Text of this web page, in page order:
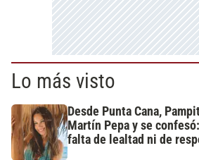
Lo más visto
Desde Punta Cana,
Martín Pepa y se
falta de lealtad ni de